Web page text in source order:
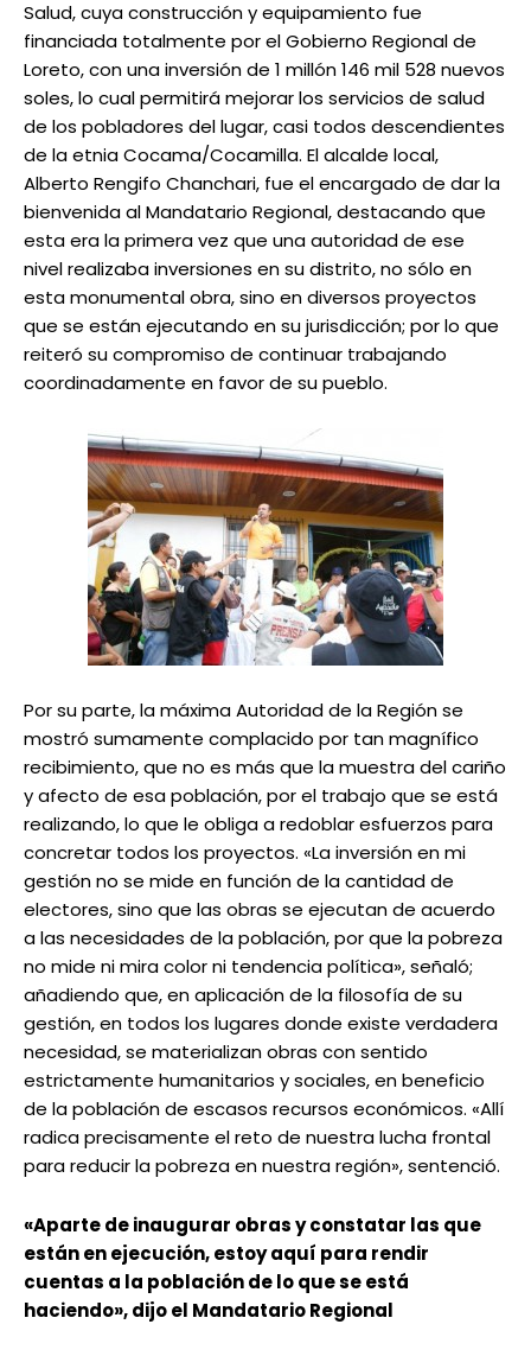
Salud, cuya construcción y equipamiento fue
financiada totalmente por el Gobierno Regional de
Loreto, con una inversión de 1 millón 146 mil 528 nuevos
soles, lo cual permitirá mejorar los servicios de salud
de los pobladores del lugar, casi todos descendientes
de la etnia Cocama/Cocamilla. El alcalde local,
Alberto Rengifo Chanchari, fue el encargado de dar la
bienvenida al Mandatario Regional, destacando que
esta era la primera vez que una autoridad de ese
nivel realizaba inversiones en su distrito, no sólo en
esta monumental obra, sino en diversos proyectos
que se están ejecutando en su jurisdicción; por lo que
reiteró su compromiso de continuar trabajando
coordinadamente en favor de su pueblo.
Por su parte, la máxima Autoridad de la Región se
mostró sumamente complacido por tan magnífico
recibimiento, que no es más que la muestra del cariño
y afecto de esa población, por el trabajo que se está
realizando, lo que le obliga a redoblar esfuerzos para
concretar todos los proyectos. «La inversión en mi
gestión no se mide en función de la cantidad de
electores, sino que las obras se ejecutan de acuerdo
a las necesidades de la población, por que la pobreza
no mide ni mira color ni tendencia política», señaló;
añadiendo que, en aplicación de la filosofía de su
gestión, en todos los lugares donde existe verdadera
necesidad, se materializan obras con sentido
estrictamente humanitarios y sociales, en beneficio
de la población de escasos recursos económicos. «Allí
radica precisamente el reto de nuestra lucha frontal
para reducir la pobreza en nuestra región», sentenció.
«Aparte de inaugurar obras y constatar las que
están en ejecución, estoy aquí para rendir
cuentas a la población de lo que se está
haciendo», dijo el Mandatario Regional